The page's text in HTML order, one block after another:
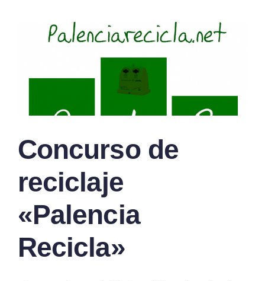
Concurso de
reciclaje
«Palencia
Recicla»